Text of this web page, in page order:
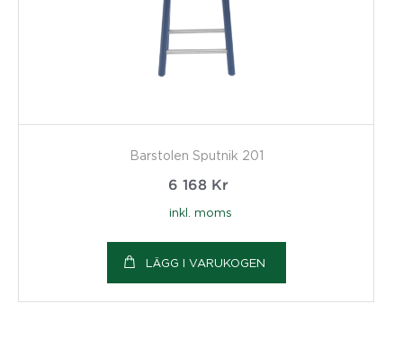
Barstolen Sputnik 201
6 168 Kr
inkl. moms
LÄGG I VARUKOGEN